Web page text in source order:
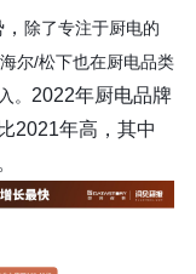
除了专注于厨电的
尔/松下也在厨电品类
。 2022年厨电品牌
2021年高，其中